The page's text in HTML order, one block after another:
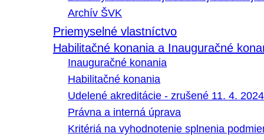
Archív ŠVK
Priemyselné vlastníctvo
Habilitačné konania a Inauguračné
Inauguračné konania
Habilitačné konania
Udelené akreditácie - zrušené 11. 4. 2024
Právna a interná úprava
Kritériá na vyhodnotenie splnenia